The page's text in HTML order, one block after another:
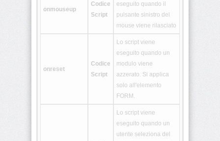
onmouseup
Codice
Script
eseguito quando il
pulsante sinistro del
mouse viene rilasciato
onreset
Codice
Script
Lo script viene
eseguito quando un
modulo viene
azzerato. Si applica
solo all'elemento
FORM.
Lo script viene
eseguito quando un
utente seleziona del